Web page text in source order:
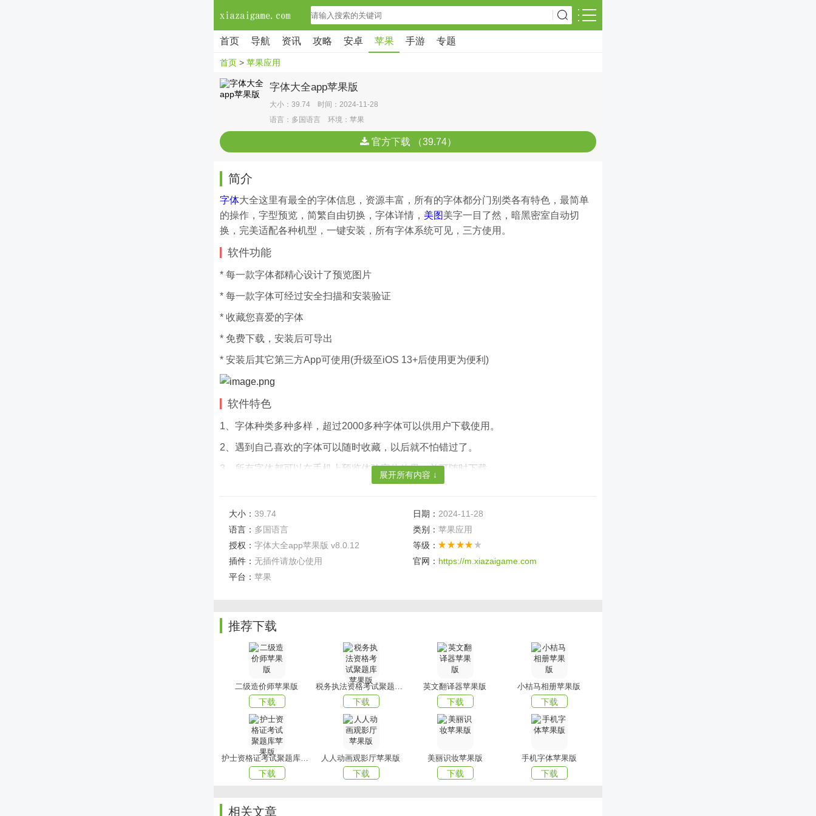
首页 导航 资讯 攻略 安卓 苹果 手游 专题
首页 > 苹果应用
字体大全app苹果版
大小：39.74 时间：2024-11-28
语言：多国语言 环境：苹果
官方下载 （39.74）
简介
字体大全这里有最全的字体信息，资源丰富，所有的字体都分门别类各有特色，最简单
的操作，字型预览，简繁自由切换，字体详情， 美图美字一目了然，暗黑密室自动切
换，完美适配各种机型，一键安装，所有字体系统可见，三方使用。
软件功能
* 每一款字体都精心设计了预览图片
* 每一款字体可经过安全扫描和安装验证
* 收藏您喜爱的字体
* 免费下载，安装后可导出
* 安装后其它第三方App可使用(升级至iOS 13+后使用更为便利)
软件特色
1、字体种类多种多样，超过2000多种字体可以供用户下载使用。
2、遇到自己喜欢的字体可以随时收藏，以后就不怕错过了。
3、所有字体都可以在手机上预览体验字体效果，并可随时下载。
1、海量字库，每一款字体可经过安全扫描和安装验证。
2、一键安装，把下载字体安装字体简化为一步，看到点击即装。
3、可以下载多种类型的字体，如中文字体、英文字体、商业字体等等。
软件亮点
2、可直接在手机上预览体验字体效果，更是开发者和设计师不可多得的利器
3、收录互联网字体资源，全部免费供字体爱好者更换试用。
以上就是xiazai小编今天为大家带来的字体大全app苹果版，想要下载更多APP就来
展开所有内容 ↓
大小： 39.74 日期： 2024-11-28
语言： 多国语言 类别： 苹果应用
授权： 字体大全app苹果版 v8.0.12
等级：
插件： 无插件请放心使用 官网： https://m.xiazaigame.com
平台： 苹果
推荐下载
二级造价师苹果版
下载
税务执法资格考试聚题库苹果版
下载
英文翻译器苹果版
下载
小桔马相册苹果版
下载
护士资格证考试聚题库苹果版
下载
人人动画观影厅苹果版
下载
美丽识妆苹果版
下载
手机字体苹果版
下载
相关文章